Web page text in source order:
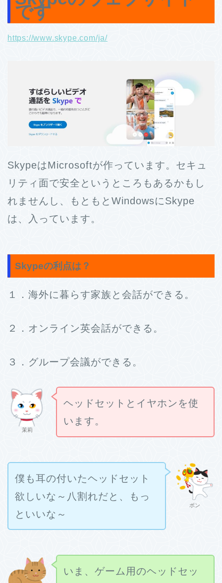
です
https://www.skype.com/ja/
SkypeはMicrosoftが作っています。セキュ
リティ面で安全というところもあるかもし
れませんし、もともとWindowsにSkype
は、入っています。
Skypeの利点は？
１．海外に暮らす家族と会話ができる。
２．オンライン英会話ができる。
３．グループ会議ができる。
茉莉
ヘッドセットとイヤホンを使
います。
ボン
僕も耳の付いたヘッドセット
欲しいな～八割れだと、もっ
といいな～
いま、ゲーム用のヘッドセッ